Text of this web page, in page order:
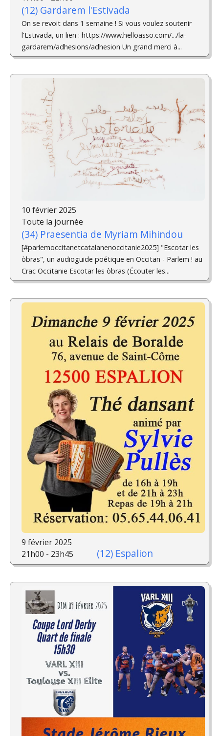
(12) Gardarem l'Estivada
On se revoit dans 1 semaine ! Si vous voulez soutenir
l'Estivada, un lien : https://www.helloasso.com/.../la-
gardarem/adhesions/adhesion Un grand merci à...
10 février 2025
Toute la journée
(34) Praesentia de Myriam Mihindou
[#parlemoccitanetcatalanenoccitanie2025] "Escotar les
òbras", un audioguide poétique en Occitan - Parlem ! au
Crac Occitanie Escotar les òbras (Écouter les...
9 février 2025
21h00 - 23h45
(12) Espalion